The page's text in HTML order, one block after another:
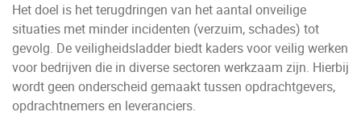
Het doel is het terugdringen van het aantal onveilige
situaties met minder incidenten (verzuim, schades) tot
gevolg. De veiligheidsladder biedt kaders voor veilig werken
voor bedrijven die in diverse sectoren werkzaam zijn. Hierbij
wordt geen onderscheid gemaakt tussen opdrachtgevers,
opdrachtnemers en leveranciers.